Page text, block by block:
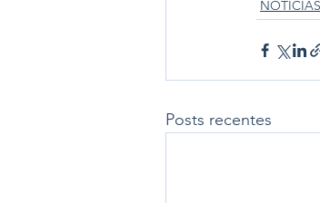
NOTÍCIAS
Posts recentes